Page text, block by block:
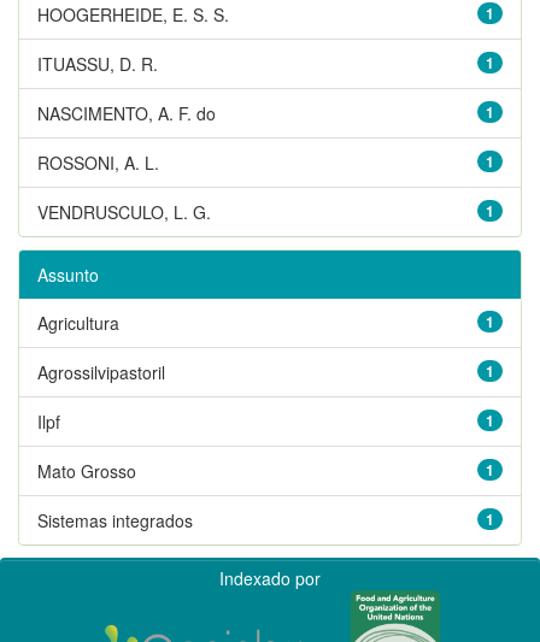
1
HOOGERHEIDE, E. S. S.
1
ITUASSU, D. R.
1
NASCIMENTO, A. F. do
1
ROSSONI, A. L.
1
VENDRUSCULO, L. G.
Assunto
1
Agricultura
1
Agrossilvipastoril
1
Ilpf
1
Mato Grosso
1
Sistemas integrados
Indexado por